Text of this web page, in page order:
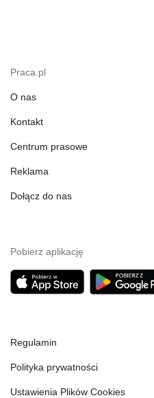
Praca.pl
O nas
Kontakt
Centrum prasowe
Reklama
Dołącz do nas
Pobierz aplikację
Regulamin
Polityka prywatności
Ustawienia Plików Cookies